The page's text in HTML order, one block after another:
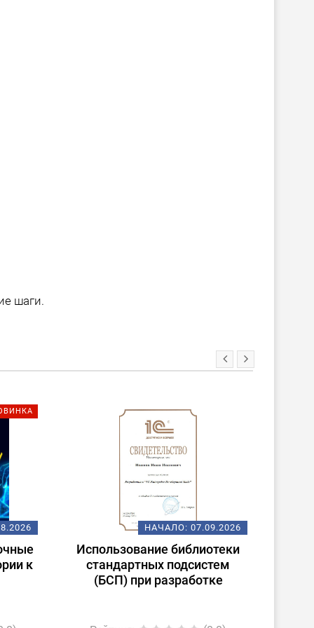
шаги.
к
НАЧАЛО: 07.09.2026
Использование библиотеки
стандартных подсистем
(БСП) при разработке